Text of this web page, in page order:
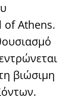
of Athens.
βιώσιμη